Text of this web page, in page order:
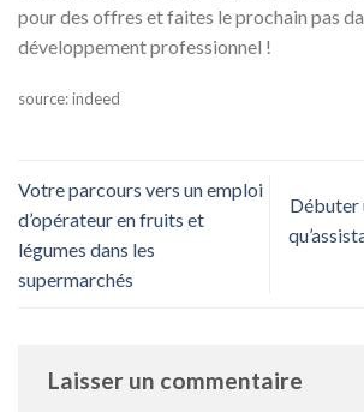
pour des offres et faites le prochain pas
développement professionnel !
source: indeed
Votre parcours vers un emploi
d’opérateur en fruits et
légumes dans les
supermarchés
Débuter
Laisser un commentaire